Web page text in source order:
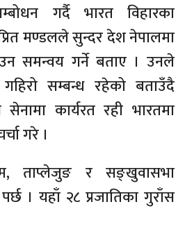
गर्दै भारत विहारका
मण्डलले सुन्दर देश नेपालमा
समन्वय गर्ने बताए । उनले
सम्बन्ध रहेको बताउँदै
कार्यरत रही भारतमा
गरे ।
ताप्लेजुङ र सङ्खुवासभा
। यहाँ २८ प्रजातिका गुराँस